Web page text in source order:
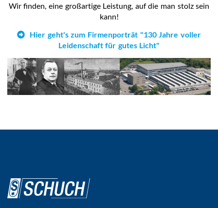
Wir finden, eine großartige Leistung, auf die man stolz sein
kann!
Hier geht's zum Firmenporträt "130 Jahre voller
Leidenschaft für gutes Licht"